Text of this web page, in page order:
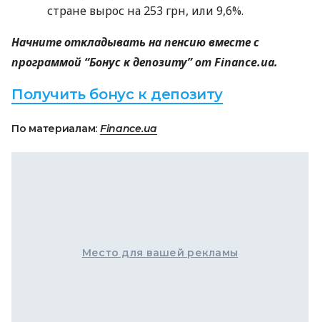
стране вырос на 253 грн, или 9,6%.
Начните откладывать на пенсию вместе с
программой “Бонус к депозиту” от Finance.ua.
Получить бонус к депозиту
По материалам: Finance.ua
Место для вашей рекламы